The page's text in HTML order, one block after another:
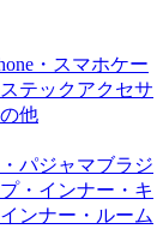
・スマホケー
テックアクセサ
他
パジャマブラジ
・インナー・キ
インナー・ルーム